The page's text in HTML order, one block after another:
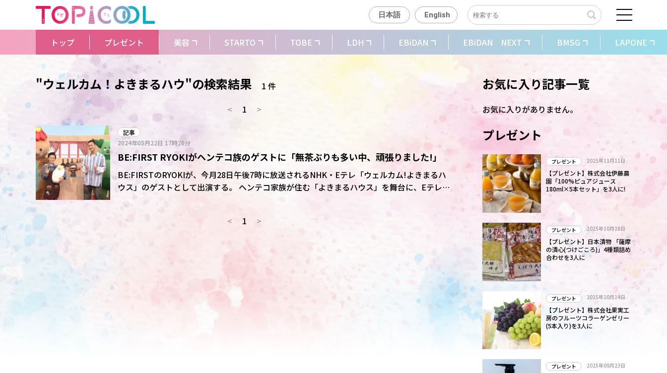
日本語 English
トップ プレゼント 美容 STARTO TOBE LDH EBiDAN EBiDAN NEXT BMSG LAPONE
"ウェルカム！よきまるハウ"の検索結果
1 件
<
1 >
記事
2024年05月22日 17時26分
BE:FIRST RYOKIがヘンテコ族のゲストに「無茶ぶりも多い中、頑張りました!」
BE:FIRSTのRYOKIが、今月28日午後7時に放送されるNHK・Eテレ「ウェルカム!よきまるハ
ウス」のゲストとして出演する。 ヘンテコ家族が住む「よきまるハウス」を舞台に、Eテレで
おなじみのキャラクター・サボさんやシュッシュらと遊ぶ家族向けバラエティー。今回は
< 1 >
お気に入り記事一覧
お気に入りがありません。
プレゼント
プレゼント 2025年11月11日
【プレゼント】株式会社伊藤農
園「100%ピュアジュース
180ml×5本セット」を3人に!
プレゼント 2025年10月28日
【プレゼント】日本漬物 「薩摩
の漬心(つけごころ)」4種類詰め
合わせを3人に
プレゼント 2025年10月14日
【プレゼント】株式会社果実工
房のフルーツコラーゲンゼリー
(5本入り)を3人に
プレゼント 2025年09月23日